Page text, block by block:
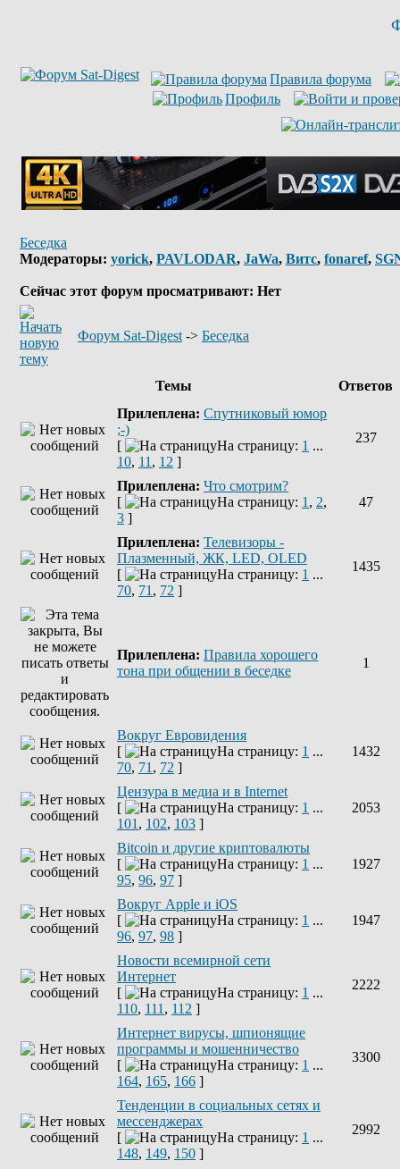
Правила форума
Профиль
Беседка
Модераторы: yorick, PAVLODAR, JaWa, Витс, fonaref,
Сейчас этот форум просматривают: Нет
Форум Sat-Digest -> Беседка
Темы
Ответов
Прилеплена: Спутниковый юмор
;-)
[
На страницу: 1 ...
10, 11 , 12 ]
237
Прилеплена: Что смотрим?
[
На страницу: 1 , 2,
3 ]
47
Прилеплена: Телевизоры -
Плазменный, ЖК, LED, OLED
[
На страницу: 1 ...
70, 71 , 72 ]
1435
Прилеплена: Правила хорошего
тона при общении в беседке
1
Вокруг Евровидения
[
На страницу: 1 ...
70, 71 , 72 ]
1432
Цензура в медиа и в Internet
[
На страницу: 1 ...
101 , 102, 103 ]
2053
Bitcoin и другие криптовалюты
[
На страницу: 1 ...
95, 96, 97 ]
1927
Вокруг Apple и iOS
[
На страницу: 1 ...
96, 97, 98 ]
1947
Новости всемирной сети
Интернет
[
На страницу: 1 ...
110, 111 , 112 ]
2222
Интернет вирусы, шпионящие
программы и мошенничество
[
На страницу: 1 ...
164, 165, 166 ]
3300
Тенденции в социальных сетях и
мессенджерах
[
На страницу: 1 ...
148, 149, 150 ]
2992